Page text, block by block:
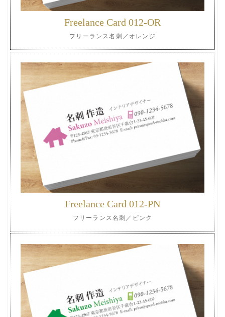
Freelance Card 012-OR
フリーランス名刺／オレンジ
Freelance Card 012-PN
フリーランス名刺／ピンク